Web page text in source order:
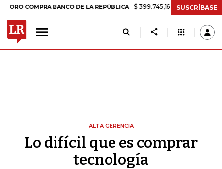
BANCO DE LA REPÚBLICA $ 399.745,16 +$ 2.295,71 +0,58%
SUSCRÍBASE
ALTA GERENCIA
Lo difícil que es comprar
tecnología